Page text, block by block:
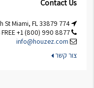
Contact Us
info@houzez.com
צור קשר